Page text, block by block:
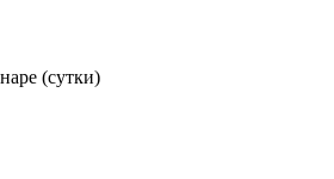
(сутки)